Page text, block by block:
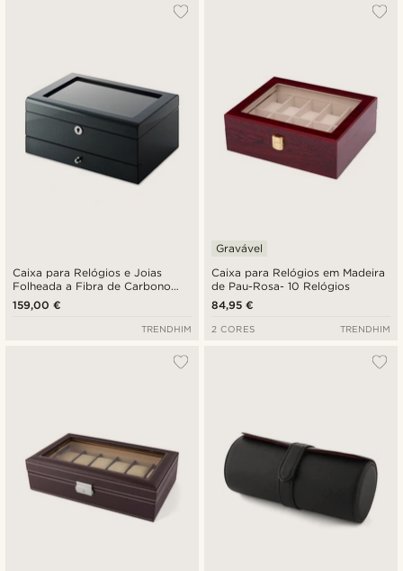
Caixa para Relógios e Joias
Folheada a Fibra de Carbono
com 8 Compartimentos
159,00 €
TRENDHIM
Caixa para Relógios em Madeira
de Pau-Rosa- 10 Relógios
Gravável
84,95 €
2 CORES TRENDHIM